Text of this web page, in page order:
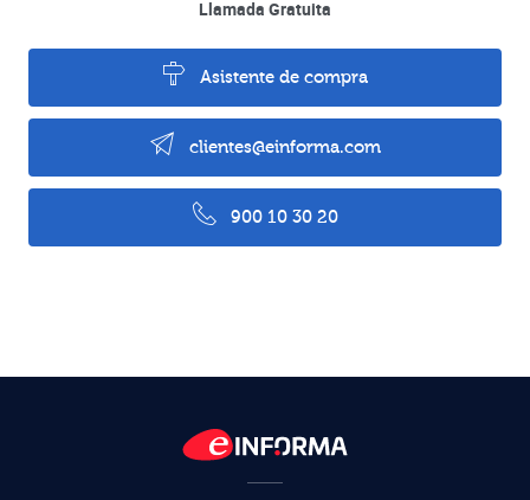
Llamada Gratuita
Asistente de compra
clientes@einforma.com
900 10 30 20